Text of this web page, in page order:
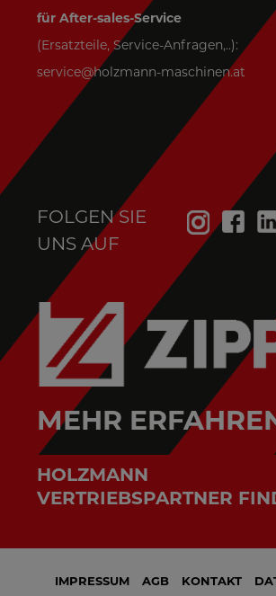
für After-sales-Service
(Ersatzteile, Service-Anfragen,..):
service@holzmann-maschinen.at
FOLGEN SIE
UNS AUF
MEHR
HOLZMANN
VERTRIEBSPARTNER
IMPRESSUM AGB KONTAKT